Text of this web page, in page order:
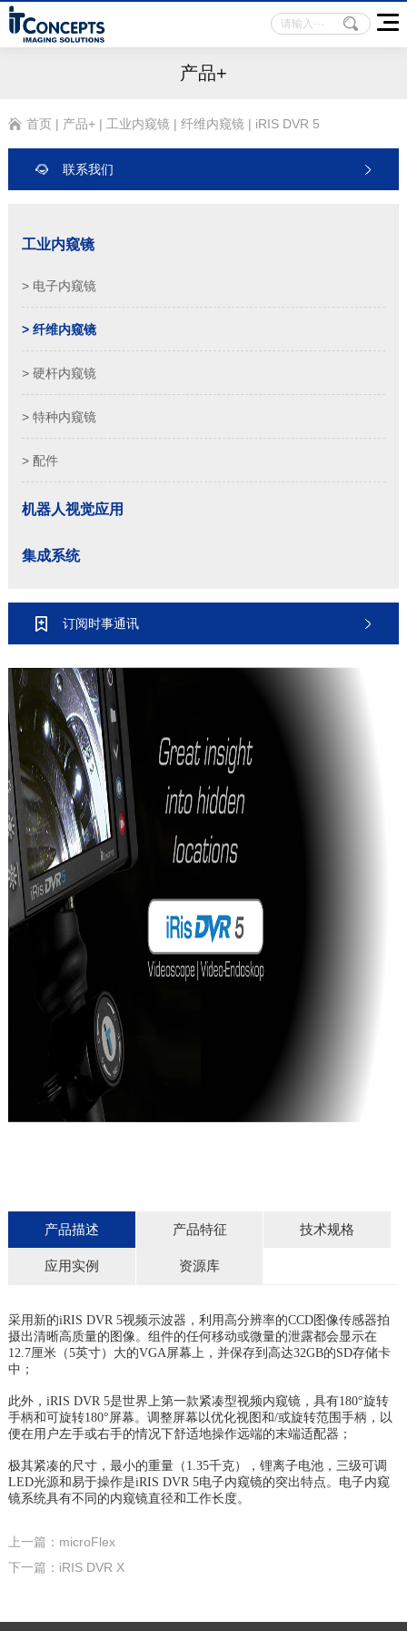
产品+
首页| 产品+| 工业内窥镜| 纤维内窥镜| iRIS DVR 5
联系我们
工业内窥镜
> 电子内窥镜
> 纤维内窥镜
> 硬杆内窥镜
> 特种内窥镜
> 配件
机器人视觉应用
集成系统
订阅时事通讯
产品描述 产品特征 技术规格
应用实例 资源库
采用新的iRIS DVR 5视频示波器，利用高分辨率的CCD图像传感器拍
摄出清晰高质量的图像。组件的任何移动或微量的泄露都会显示在
12.7厘米（5英寸）大的VGA屏幕上，并保存到高达32GB的SD存储卡
中；
此外，iRIS DVR 5是世界上第一款紧凑型视频内窥镜，具有180°旋转
手柄和可旋转180°屏幕。调整屏幕以优化视图和/或旋转范围手柄，以
便在用户左手或右手的情况下舒适地操作远端的末端适配器；
极其紧凑的尺寸，最小的重量（1.35千克），锂离子电池，三级可调
LED光源和易于操作是iRIS DVR 5电子内窥镜的突出特点。电子内窥
镜系统具有不同的内窥镜直径和工作长度。
上一篇：microFlex
下一篇：iRIS DVR X